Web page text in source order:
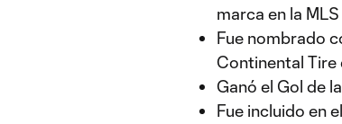
marca en la
Fue nombrado
Continental Tire
Ganó el Gol de
Fue incluido en